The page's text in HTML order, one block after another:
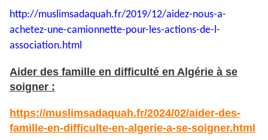
http://muslimsadaquah.fr/2019/12/aidez-nous-a-
achetez-une-camionnette-pour-les-actions-de-l-
association.html
Aider des famille en difficulté en Algérie à se
soigner :
https://muslimsadaquah.fr/2024/02/aider-des-
famille-en-difficulte-en-algerie-a-se-soigner.html